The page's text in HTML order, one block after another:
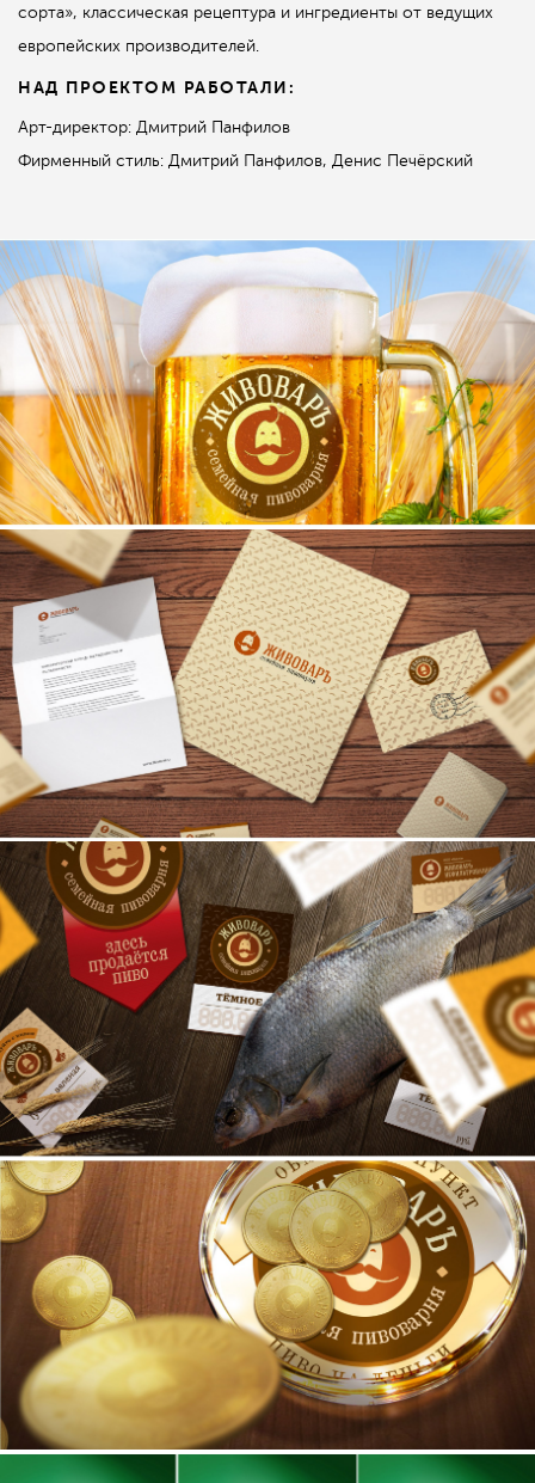
сорта», классическая рецептура и ингредиенты от ведущих
европейских производителей.
НАД ПРОЕКТОМ РАБОТАЛИ:
Арт-директор: Дмитрий Панфилов
Фирменный стиль: Дмитрий Панфилов, Денис Печёрский